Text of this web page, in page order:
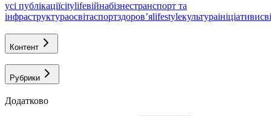
усі публікаціїcitylifeвійнабізнестранспорт та
інфраструктураосвітаспортздоровʼяlifestyleкультураініціативи
Контент
Рубрики
Додатково